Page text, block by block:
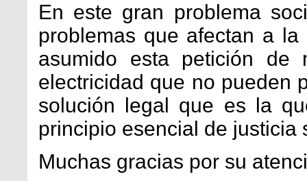
En este gran problema
problemas que afectan a
asumido esta petición
electricidad que no pueden
solución legal que es la
principio esencial de justicia
Muchas gracias por su